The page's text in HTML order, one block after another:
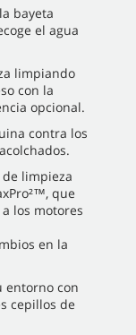
bayeta
el agua
limpiando
con la
opcional.
contra los
limpieza
que
los motores
en la
entorno con
cepillos de